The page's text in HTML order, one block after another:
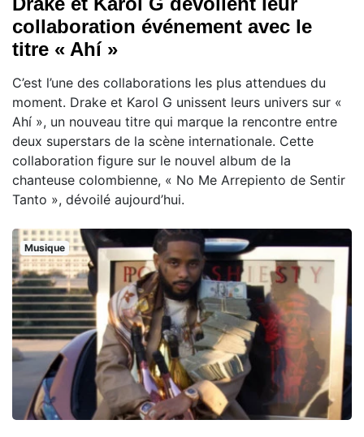
collaboration événement avec le
titre « Ahí »
C’est l’une des collaborations les plus attendues du
moment. Drake et Karol G unissent leurs univers sur «
Ahí », un nouveau titre qui marque la rencontre entre
deux superstars de la scène internationale. Cette
collaboration figure sur le nouvel album de la
chanteuse colombienne, « No Me Arrepiento de Sentir
Tanto », dévoilé aujourd’hui.
Musique